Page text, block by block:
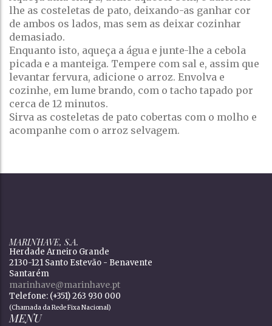
lhe as costeletas de pato, deixando-as ganhar cor
de ambos os lados, mas sem as deixar cozinhar
demasiado.
Enquanto isto, aqueça a água e junte-lhe a cebola
picada e a manteiga. Tempere com sal e, assim que
levantar fervura, adicione o arroz. Envolva e
cozinhe, em lume brando, com o tacho tapado por
cerca de 12 minutos.
Sirva as costeletas de pato cobertas com o molho e
acompanhe com o arroz selvagem.
MARINHAVE, S.A.
Herdade Arneiro Grande
2130-121 Santo Estevão - Benavente
Santarém
marinhave@marinhave.pt
Telefone: (+351) 263 930 000
(Chamada da Rede Fixa Nacional)
MENU